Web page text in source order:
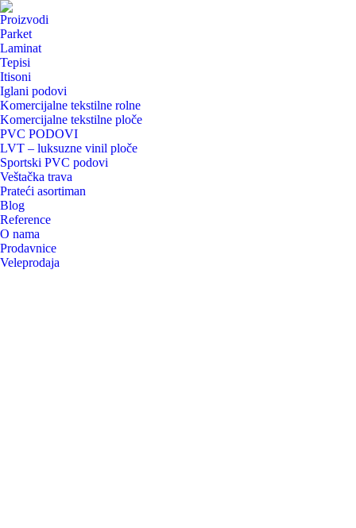
Proizvodi
Parket
Laminat
Tepisi
Itisoni
Iglani podovi
Komercijalne tekstilne rolne
Komercijalne tekstilne ploče
PVC PODOVI
LVT – luksuzne vinil ploče
Sportski PVC podovi
Veštačka trava
Prateći asortiman
Blog
Reference
O nama
Prodavnice
Veleprodaja